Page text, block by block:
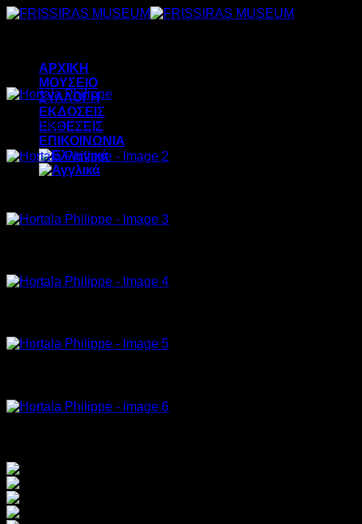
Μετάβαση
ΑΡΧΙΚΗ
ΜΟΥΣΕΙΟ
ΣΥΛΛΟΓΗ
ΕΚΔΟΣΕΙΣ
ΕΚΘΕΣΕΙΣ
ΕΠΙΚΟΙΝΩΝΙΑ
Fruits, 1996, oil on canvas, 195x130cm